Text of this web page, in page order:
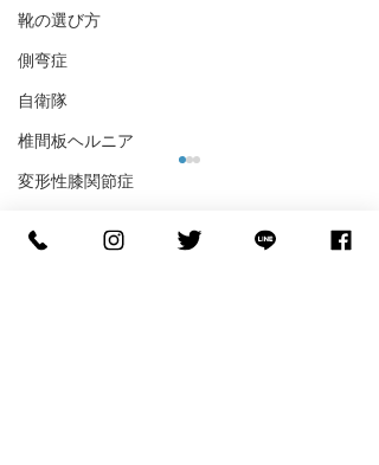
靴の選び方
側弯症
自衛隊
椎間板ヘルニア
変形性膝関節症
コメント